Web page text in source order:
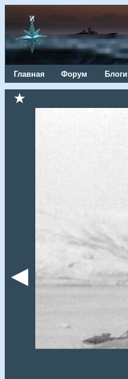
Главная Форум Блоги
★
◄